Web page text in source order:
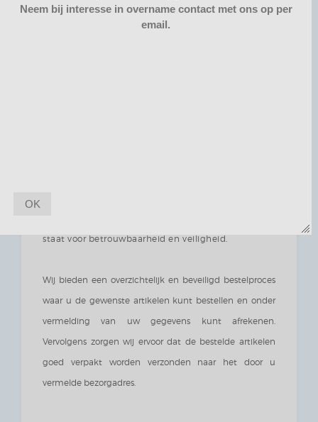
Maakmijnkindblij is een webwinkel die zich heeft
staat voor betrouwbaarheid en veiligheid.
Wij bieden een overzichtelijk en beveiligd bestelproces
waar u de gewenste artikelen kunt bestellen en onder
vermelding van uw gegevens kunt afrekenen.
Vervolgens zorgen wij ervoor dat de bestelde artikelen
goed verpakt worden verzonden naar het door u
vermelde bezorgadres.
Neem bij interesse in overname contact met ons op per
email.
OK